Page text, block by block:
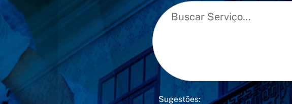
Sugestões: